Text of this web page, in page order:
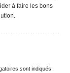
à faire les bons
sont indiqués